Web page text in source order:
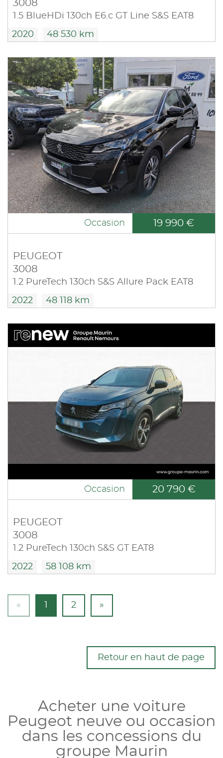
3008
1.5 BlueHDi 130ch E6.c GT Line S&S EAT8
2020 48 530 km
Occasion 19 990 €
PEUGEOT
3008
1.2 PureTech 130ch S&S Allure Pack EAT8
2022 48 118 km
Occasion 20 790 €
PEUGEOT
3008
1.2 PureTech 130ch S&S GT EAT8
2022 58 108 km
« 2 »
Retour en haut de page
Acheter une voiture
Peugeot neuve ou occasion
dans les concessions du
groupe Maurin